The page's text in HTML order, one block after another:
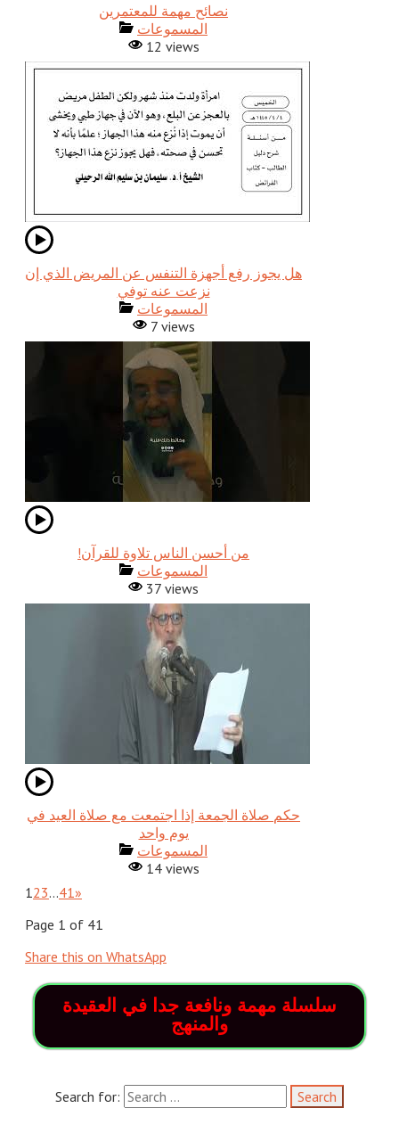
نصائح مهمة للمعتمرين
المسموعات
12 views
هل يجوز رفع أجهزة التنفس عن المريض الذي إن
نزعت عنه توفي
المسموعات
7 views
!من أحسن الناس تلاوة للقرآن
المسموعات
37 views
حكم صلاة الجمعة إذا اجتمعت مع صلاة العيد في
يوم واحد
المسموعات
14 views
123…41»
Page 1 of 41
Share this on WhatsApp
سلسلة مهمة ونافعة جدا في العقيدة
والمنهج
Search for: